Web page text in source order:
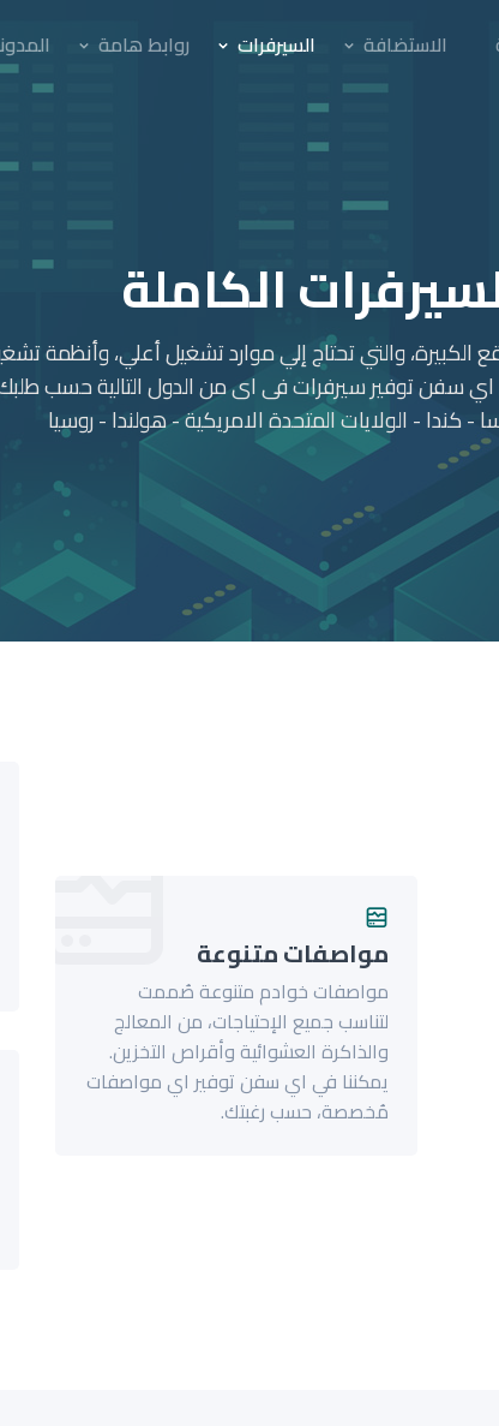
الاستضافة السيرفرات روابط هامة
الكاملة
الكبيرة، والتي تحتاج إلي موارد تشغيل أعلي، وأنظمة
سفن توفير سيرفرات فى اى من الدول التالية حسب
- كندا - الولايات المتحدة الامريكية - هولندا - روسيا
مواصفات متنوعة
مواصفات خوادم متنوعة صُممت
لتناسب جميع الإحتياجات، من المعالج
والذاكرة العشوائية وأقراص التخزين.
يمكننا في اي سفن توفير اي مواصفات
مُخصصة، حسب رغبتك.